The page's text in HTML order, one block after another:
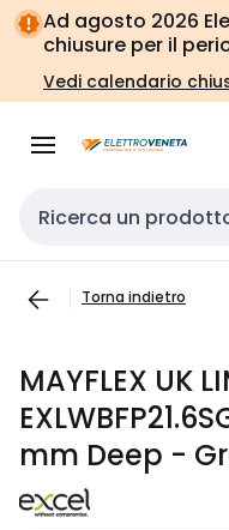
Vai alla
navigazione
Vai
alla
pagina
Ad agosto 2026
chiusure per il
Vedi calendario
Cerca input
Torna indietro
MAYFLEX UK
mm Deep -